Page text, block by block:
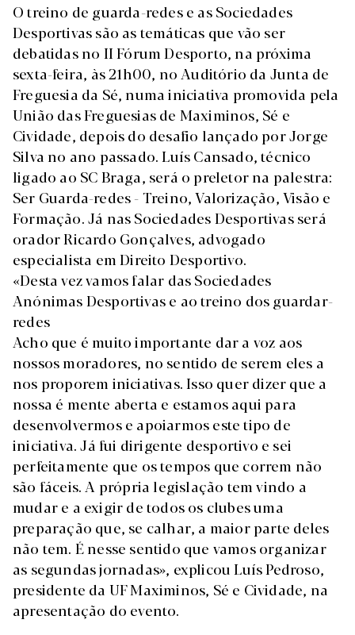
O treino de guarda-redes e as Sociedades
Desportivas são as temáticas que vão ser
debatidas no II Fórum Desporto, na próxima
sexta-feira, às 21h00, no Auditório da Junta de
Freguesia da Sé, numa iniciativa promovida pela
União das Freguesias de Maximinos, Sé e
Cividade, depois do desafio lançado por Jorge
Silva no ano passado. Luís Cansado, técnico
ligado ao SC Braga, será o preletor na palestra:
Ser Guarda-redes - Treino, Valorização, Visão e
Formação. Já nas Sociedades Desportivas será
orador Ricardo Gonçalves, advogado
especialista em Direito Desportivo.
«Desta vez vamos falar das Sociedades
Anónimas Desportivas e ao treino dos guardar-
redes
Acho que é muito importante dar a voz aos
nossos moradores, no sentido de serem eles a
nos proporem iniciativas. Isso quer dizer que a
nossa é mente aberta e estamos aqui para
desenvolvermos e apoiarmos este tipo de
iniciativa. Já fui dirigente desportivo e sei
perfeitamente que os tempos que correm não
são fáceis. A própria legislação tem vindo a
mudar e a exigir de todos os clubes uma
preparação que, se calhar, a maior parte deles
não tem. É nesse sentido que vamos organizar
as segundas jornadas», explicou Luís Pedroso,
presidente da UF Maximinos, Sé e Cividade, na
apresentação do evento.